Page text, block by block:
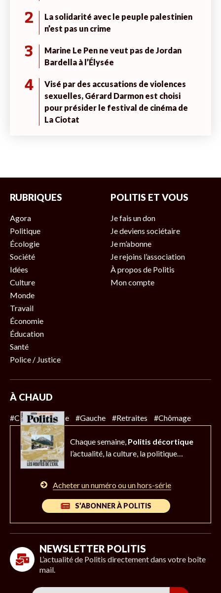
2
La solidarité avec le peuple palestinien
n’est pas un crime
3
Marine Le Pen ne veut pas de Jordan
Bardella à l’Élysée
4
Visé par des accusations de violences
sexuelles, Gérard Darmon est choisi
pour présider le festival de cinéma de
La Ciotat
RUBRIQUES
Agora
Politique
Écologie
Société
Idées
Culture
Monde
Travail
Économie
Éducation
Santé
Police / Justice
POLITIS ET VOUS
Je fais un don
Je deviens sociétaire
Je m’abonne
Je rejoins l’association
À propos de Politis
Mon compte
À CHAUD
#Climat #Police #Gauche #Retraites #Chômage
Chaque semaine, Politis décortique
l’actualité, la culture, la politique…
Acheter un numéro ou un hors-série
S’ABONNER À POLITIS
NEWSLETTER POLITIS
L’actualité de Politis directement dans votre boîte
mail.